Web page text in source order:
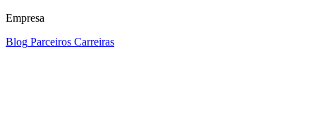
Empresa
Blog Parceiros Carreiras